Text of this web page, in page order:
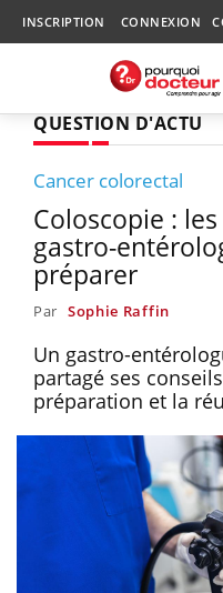
INSCRIPTION CONNEXION
QUESTION D'ACTU
Cancer colorectal
Coloscopie :
gastro-
préparer
Par Sophie Raffin
Un gastro-
partagé ses
préparation et la